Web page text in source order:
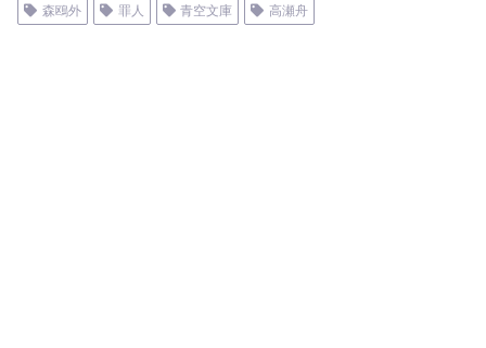
森鴎外 罪人 青空文庫 高瀬舟